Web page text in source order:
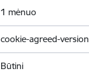
1 mėnuo
cookie-agreed-version
Būtini